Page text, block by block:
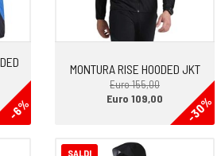
-6%
MONTURA RISE HOODED JKT
Euro 155,00
-30%
Euro 109,00
SALDI